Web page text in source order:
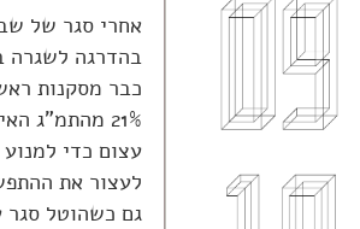
בהדרגה לשגרה
כבר מסקנות
21%
עצום כדי
לעצור את
גם כשהוטל סגר